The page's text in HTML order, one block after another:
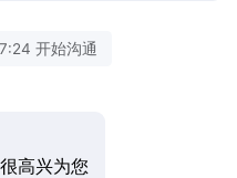
开始沟通
高兴为您